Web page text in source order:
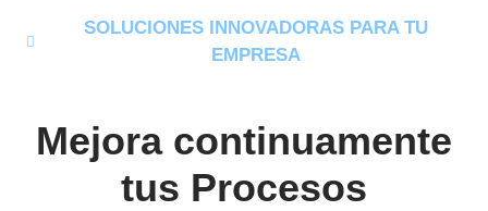
SOLUCIONES INNOVADORAS PARA TU
EMPRESA
Mejora continuamente
tus Procesos